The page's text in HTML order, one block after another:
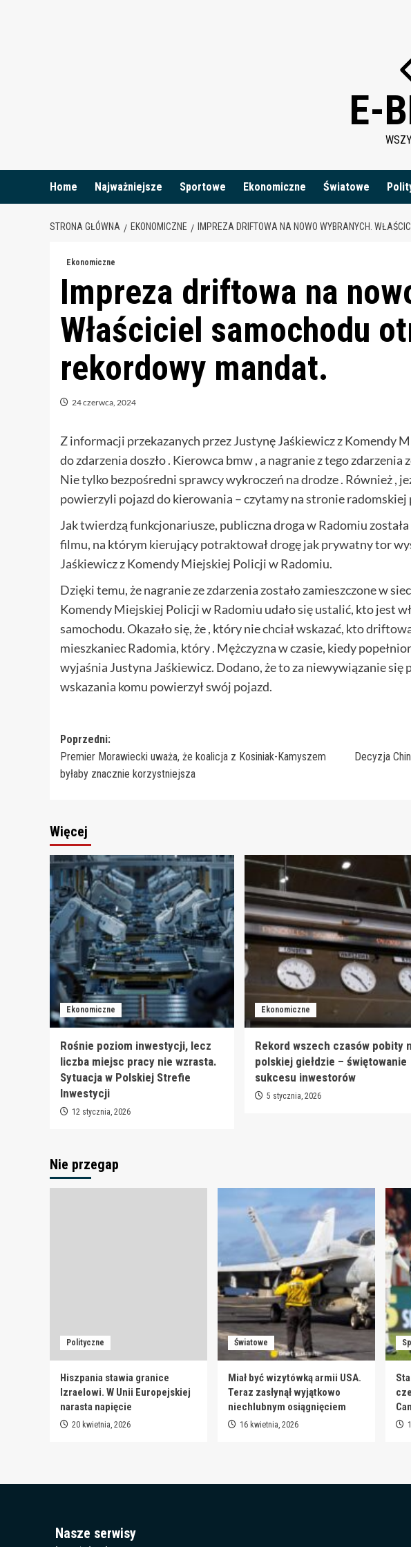
E-
Home Najważniejsze Sportowe Ekonomiczne Światowe
STRONA GŁÓWNA EKONOMICZNE IMPREZA DRIFTOWA NA NOWO WYBRANYCH.
Ekonomiczne
Impreza driftowa na
Właściciel samochodu
rekordowy mandat.
24 czerwca, 2024
Z informacji przekazanych przez Justynę Jaśkiewicz z Komendy
do zdarzenia doszło . Kierowca bmw , a nagranie z tego zdarzenia
Nie tylko bezpośredni sprawcy wykroczeń na drodze . Również ,
powierzyli pojazd do kierowania – czytamy na stronie radomskiej
Jak twierdzą funkcjonariusze, publiczna droga w Radomiu
filmu, na którym kierujący potraktował drogę jak prywatny tor
Jaśkiewicz z Komendy Miejskiej Policji w Radomiu.
Dzięki temu, że nagranie ze zdarzenia zostało zamieszczone w
Komendy Miejskiej Policji w Radomiu udało się ustalić, kto jest
samochodu. Okazało się, że , który nie chciał wskazać, kto
mieszkaniec Radomia, który . Mężczyzna w czasie, kiedy
wyjaśnia Justyna Jaśkiewicz. Dodano, że to za niewywiązanie się
wskazania komu powierzył swój pojazd.
Zobacz
wpisy
Poprzedni:
Premier Morawiecki uważa, że koalicja z Kosiniak-Kamyszem
byłaby znacznie korzystniejsza
Decyzja
Więcej
Ekonomiczne
Rośnie poziom inwestycji, lecz
liczba miejsc pracy nie wzrasta.
Sytuacja w Polskiej Strefie
Inwestycji
12 stycznia, 2026
Ekonomiczne
Rekord wszech czasów pobity
polskiej giełdzie – świętowanie
sukcesu inwestorów
5 stycznia, 2026
Nie przegap
Polityczne
Hiszpania stawia granice
Izraelowi. W Unii Europejskiej
narasta napięcie
20 kwietnia, 2026
Światowe
Miał być wizytówką armii USA.
Teraz zasłynął wyjątkowo
niechlubnym osiągnięciem
16 kwietnia, 2026
Nasze serwisy